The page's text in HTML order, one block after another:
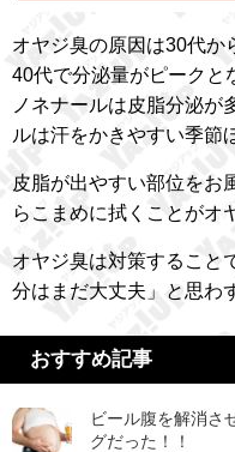
オヤジ臭の原因は30代か
40代で分泌量がピークと
ノネナールは皮脂分泌が
ルは汗をかきやすい季節
皮脂が出やすい部位をお
らこまめに拭くことがオ
オヤジ臭は対策すること
分はまだ大丈夫」と思わ
おすすめ記事
ビール腹を解消さ
グだった！！